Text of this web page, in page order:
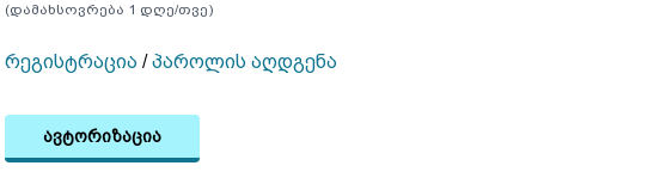
(დამახსოვრება 1 დღე/თვე)
რეგისტრაცია /პაროლის აღდგენა
ავტორიზაცია